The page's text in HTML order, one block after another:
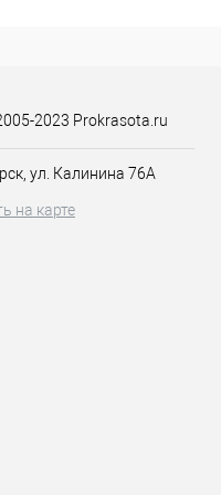
Ferment Filtrate,
корни.
2023 Prokrasota.ru
ул. Калинина 76А
на карте